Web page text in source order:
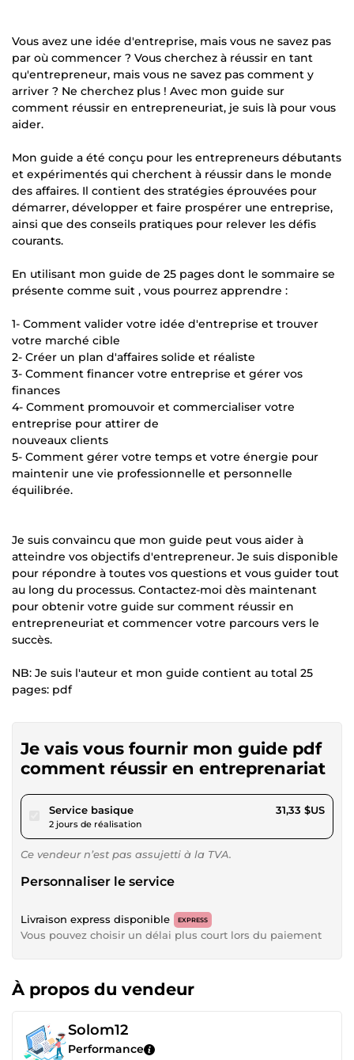
Vous avez une idée d'entreprise, mais vous ne savez pas
par où commencer ? Vous cherchez à réussir en tant
qu'entrepreneur, mais vous ne savez pas comment y
arriver ? Ne cherchez plus ! Avec mon guide sur
comment réussir en entrepreneuriat, je suis là pour vous
aider.
Mon guide a été conçu pour les entrepreneurs débutants
et expérimentés qui cherchent à réussir dans le monde
des affaires. Il contient des stratégies éprouvées pour
démarrer, développer et faire prospérer une entreprise,
ainsi que des conseils pratiques pour relever les défis
courants.
En utilisant mon guide de 25 pages dont le sommaire se
présente comme suit , vous pourrez apprendre :
1- Comment valider votre idée d'entreprise et trouver
votre marché cible
2- Créer un plan d'affaires solide et réaliste
3- Comment financer votre entreprise et gérer vos
finances
4- Comment promouvoir et commercialiser votre
entreprise pour attirer de
nouveaux clients
5- Comment gérer votre temps et votre énergie pour
maintenir une vie professionnelle et personnelle
équilibrée.
Je suis convaincu que mon guide peut vous aider à
atteindre vos objectifs d'entrepreneur. Je suis disponible
pour répondre à toutes vos questions et vous guider tout
au long du processus. Contactez-moi dès maintenant
pour obtenir votre guide sur comment réussir en
entrepreneuriat et commencer votre parcours vers le
succès.
NB: Je suis l'auteur et mon guide contient au total 25
pages: pdf
Je vais vous fournir mon guide pdf
comment réussir en entreprenariat
Service basiquepour 28,87 $US
2 jours de réalisation
31,33 $US
Ce vendeur n’est pas assujetti à la TVA.
Personnaliser le service
Livraison express disponible EXPRESS
Vous pouvez choisir un délai plus court lors du paiement
À propos du vendeur
Solom12
Performance